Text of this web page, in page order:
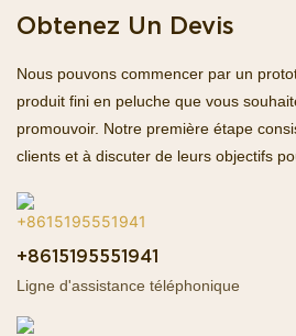
Obtenez Un Devis
Nous pouvons commencer par un
produit fini en peluche que vous
promouvoir. Notre première étape
clients et à discuter de leurs objectifs
+8615195551941
Ligne d'assistance téléphonique